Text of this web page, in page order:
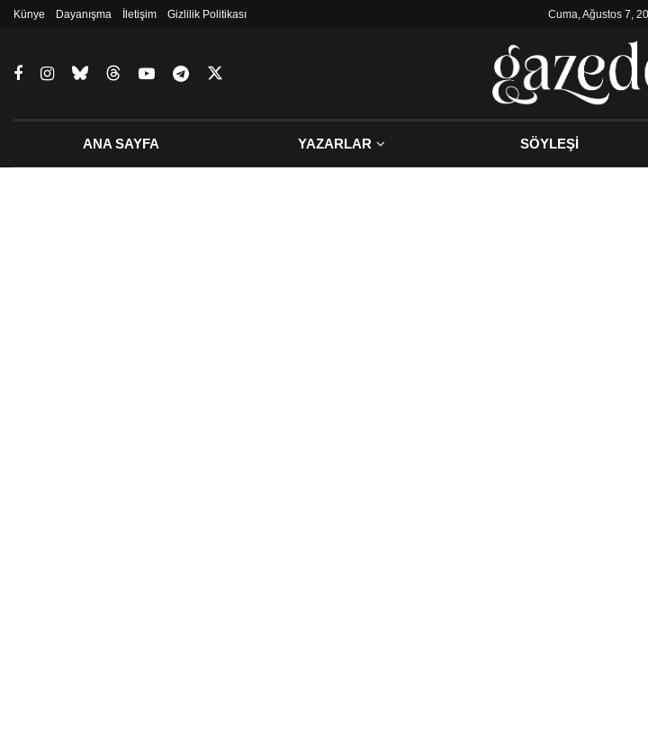
Künye Dayanışma İletişim Gizlilik Politikası Cuma, Ağustos 7,
ANA SAYFA YAZARLAR SÖYLEŞİ